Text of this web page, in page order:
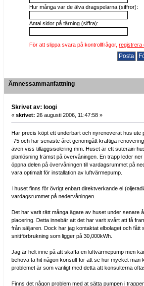
Hur många var de älva dragspelarna (siffror):
Antal sidor på tärning (siffra):
För att slippa svara på kontrollfrågor,registrera
Ämnessammanfattning
Skrivet av: loogi
« skrivet: 26 augusti 2006, 11:47:58 »
Har precis köpt ett underbart och nyrenoverat hus ute
-75 och har senaste året genomgått kraftiga
även viss tilläggsisolering mm. Huset är ett suterain-
planlösning främst på övervåningen. En trapp leder
öppna delen på övervåningen till vardagsrummet på
vara optimalt för installation av luftvärmepump.
I huset finns för övrigt enbart direktverkande el
vardagsrummet på nedervåningen.
Det har varit rätt många ägare av huset under senare
placering. Detta innebär att det har varit svårt att få
från säljaren. Dock har jag kontaktat elbolaget och fått
snittförbrukning som ligger på 30,000kWh.
Jag är helt inne på att skaffa en luftvärmepump men
behöva ta hit någon konsult för att se hur mycket man
problemet är som vanligt med detta att konsulterna
Finns det någon problem med at sätta pumpen i